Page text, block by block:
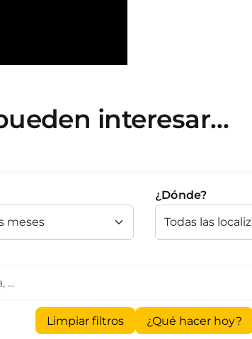
interesar…
¿Dónde?
Limpiar filtros ¿Qué hacer hoy?